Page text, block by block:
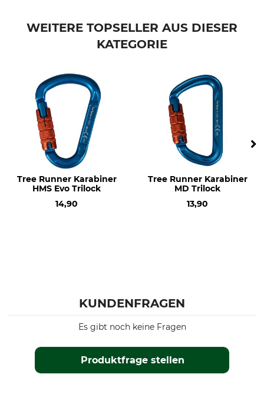
Öffnung
Gewicht
76 g
WEITERE TOPSELLER AUS DIESER
KATEGORIE
Tree Runner Karabiner
HMS Evo Trilock
14,90
Tree Runner Karabiner
MD Trilock
13,90
KUNDENFRAGEN
Produktfrage stellen
Es gibt noch keine Fragen